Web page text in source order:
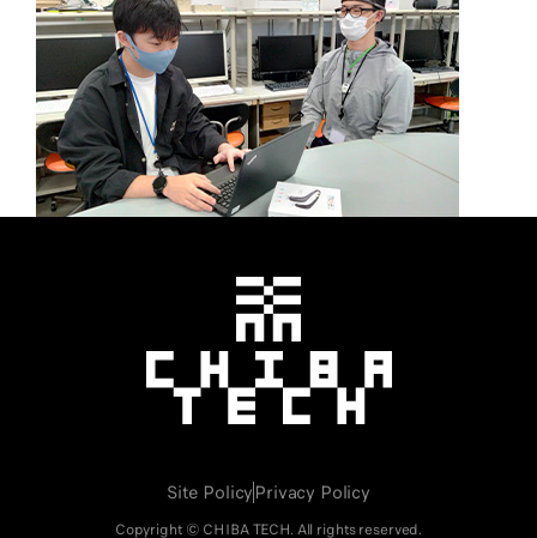
千葉工業大学
Site PolicyPrivacy Policy
Copyright © CHIBA TECH. All rights reserved.